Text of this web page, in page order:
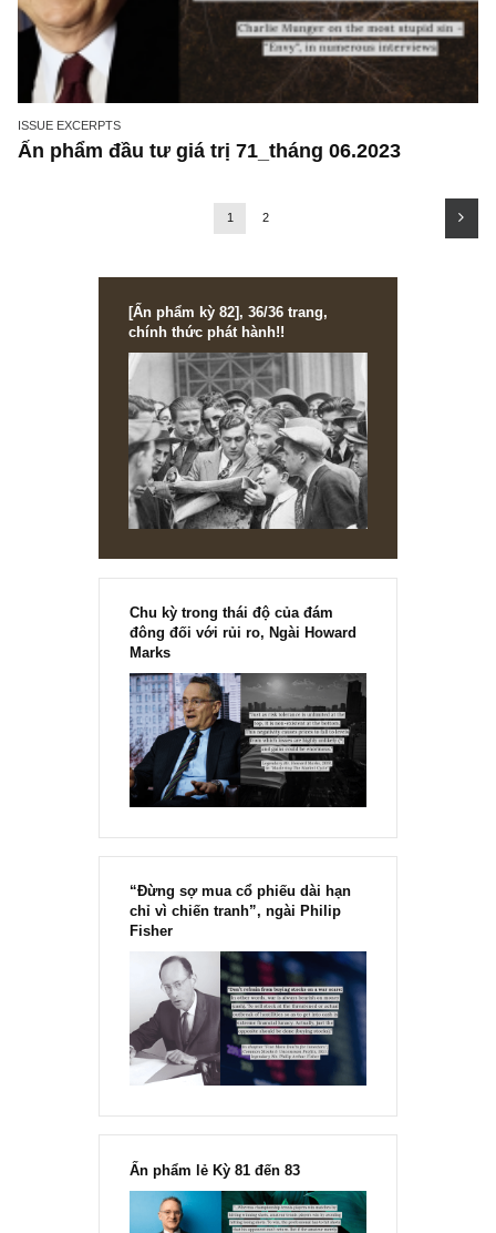
NEWS, TECH & QUOTES
Châm ngôn đầu tư hay: Trong đầu tư chỉ có
bị “buộc phải khiêm tốn” (about to be
ISSUE EXCERPTS
[Ấn phẩm kỳ 82], 36/36 trang,
chính thức phát hành!!